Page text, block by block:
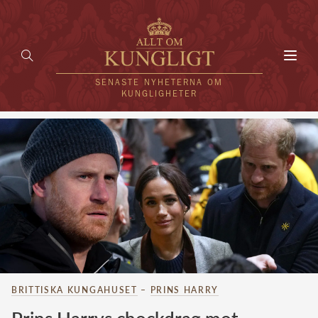
SENASTE NYHETERNA OM
KUNGLIGHETER
HEM
KUNGAFAMILJEN
UTLÄNDSKT
KÄNDISAR
VÄRLDENS KUNGAHUS
Svenska kungahuset
Brittiska kungahuset
BRITTISKA KUNGAHUSET – PRINS HARRY